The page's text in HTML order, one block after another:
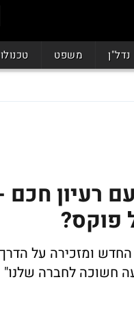
נדל"ן משפט
רעיון
פוקס?
ומזכירה על
חשוכה לחברה שלנו"